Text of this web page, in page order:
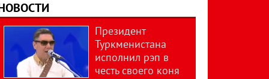
Президент
Туркменистана
исполнил рэп в
честь своего коня